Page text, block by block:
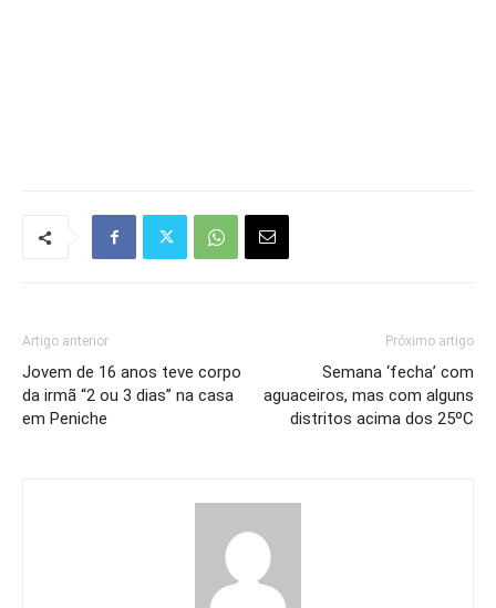
Artigo anterior
Jovem de 16 anos teve corpo
da irmã “2 ou 3 dias” na casa
em Peniche
Próximo artigo
Semana ‘fecha’ com
aguaceiros, mas com alguns
distritos acima dos 25ºC